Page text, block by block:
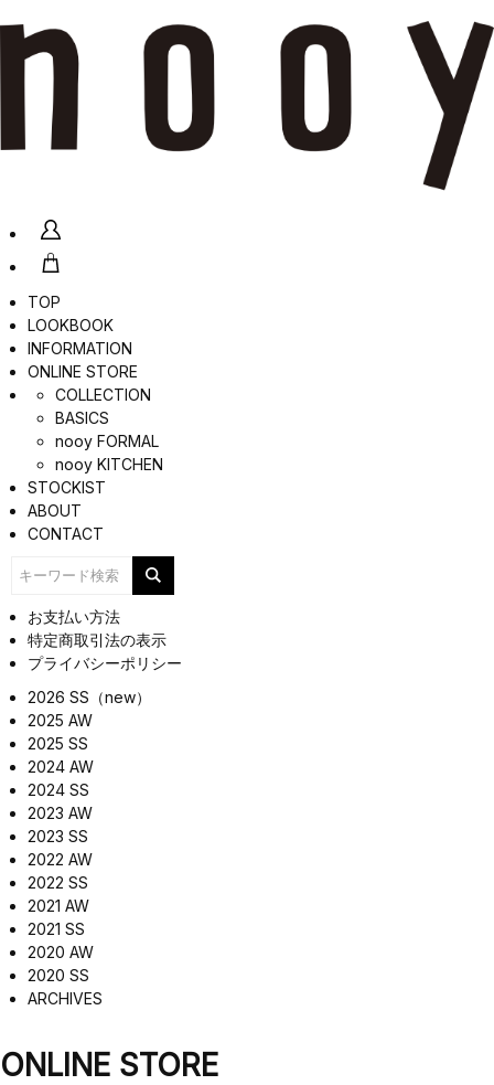
TOP
LOOKBOOK
INFORMATION
ONLINE STORE
COLLECTION
BASICS
nooy FORMAL
nooy KITCHEN
STOCKIST
ABOUT
CONTACT
お支払い方法
特定商取引法の表示
プライバシーポリシー
2026 SS（new）
2025 AW
2025 SS
2024 AW
2024 SS
2023 AW
2023 SS
2022 AW
2022 SS
2021 AW
2021 SS
2020 AW
2020 SS
ARCHIVES
ONLINE STORE